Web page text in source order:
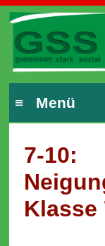
≡ Menü
7-10:
Klasse